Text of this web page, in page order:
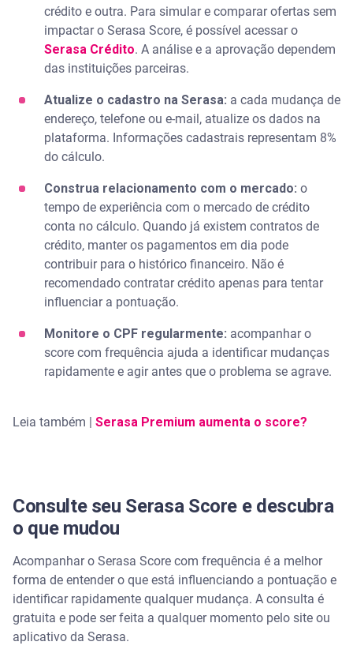
crédito e outra. Para simular e comparar ofertas sem
impactar o Serasa Score, é possível acessar o
Serasa Crédito. A análise e a aprovação dependem
das instituições parceiras.
Atualize o cadastro na Serasa: a cada mudança de
endereço, telefone ou e-mail, atualize os dados na
plataforma. Informações cadastrais representam 8%
do cálculo.
Construa relacionamento com o mercado: o
tempo de experiência com o mercado de crédito
conta no cálculo. Quando já existem contratos de
crédito, manter os pagamentos em dia pode
contribuir para o histórico financeiro. Não é
recomendado contratar crédito apenas para tentar
influenciar a pontuação.
Monitore o CPF regularmente: acompanhar o
score com frequência ajuda a identificar mudanças
rapidamente e agir antes que o problema se agrave.
Leia também | Serasa Premium aumenta o score?
Consulte seu Serasa Score e descubra
o que mudou
Acompanhar o Serasa Score com frequência é a melhor
forma de entender o que está influenciando a pontuação e
identificar rapidamente qualquer mudança. A consulta é
gratuita e pode ser feita a qualquer momento pelo site ou
aplicativo da Serasa.